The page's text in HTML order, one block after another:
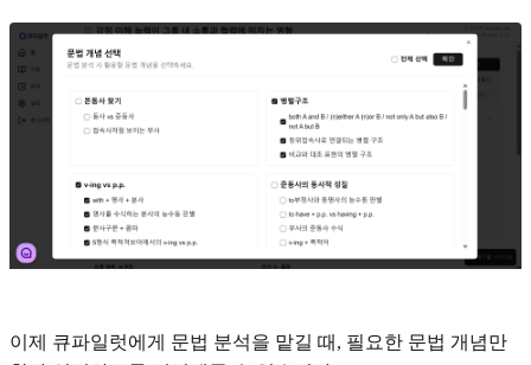
이제 큐파일럿에게 문법 분석을 맡길 때, 필요한 문법 개념만